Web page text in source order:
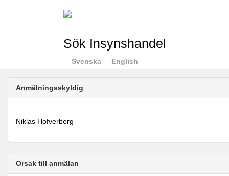
Sök Insynshandel
Svenska English
Anmälningsskyldig
Niklas Hofverberg
Orsak till anmälan